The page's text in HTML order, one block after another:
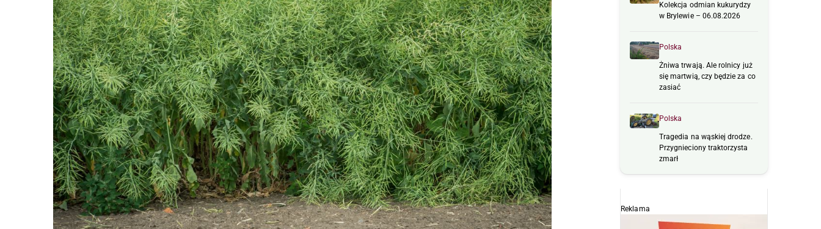
Kolekcja odmian kukurydzy
w Brylewie – 06.08.2026
Polska
Żniwa trwają. Ale rolnicy już
się martwią, czy będzie za co
zasiać
Polska
Tragedia na wąskiej drodze.
Przygnieciony traktorzysta
zmarł
Reklama